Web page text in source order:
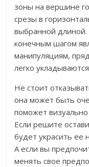
зоны на вершине
срезы в
выбранной
конечным шагом
манипуляциям,
легко
Не стоит
она может быть
поможет
Если решите
будет украсить
А если вы
менять свое